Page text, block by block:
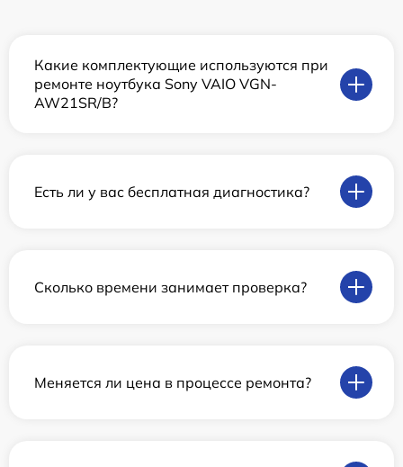
Какие комплектующие используются при
ремонте ноутбука Sony VAIO VGN-
AW21SR/B?
Есть ли у вас бесплатная диагностика?
Сколько времени занимает проверка?
Меняется ли цена в процессе ремонта?